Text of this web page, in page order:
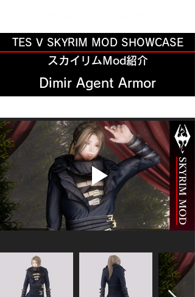
TES V SKYRIM MOD SHOWCASE
スカイリムMod紹介
Dimir Agent Armor